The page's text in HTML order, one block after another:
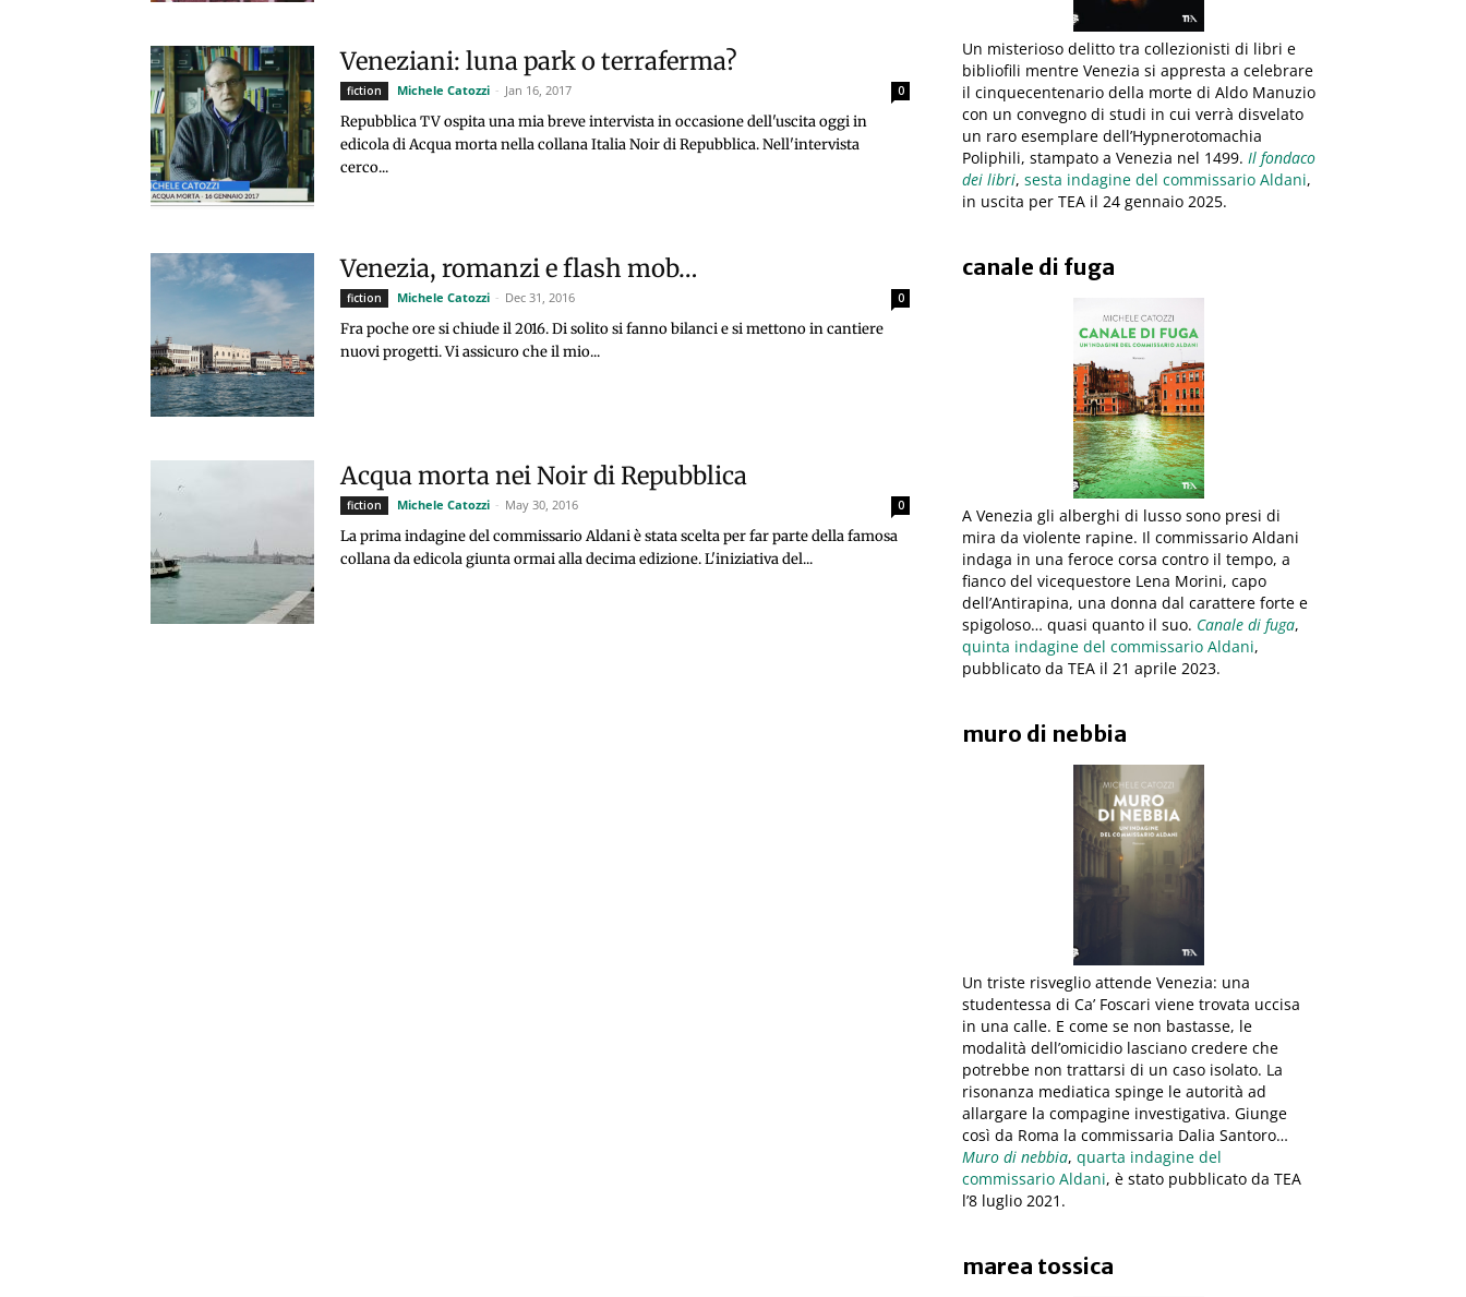
Veneziani: luna park o terraferma?
fiction Michele Catozzi - Jan 16, 2017 0
Repubblica TV ospita una mia breve intervista in occasione dell'uscita oggi in
edicola di Acqua morta nella collana Italia Noir di Repubblica. Nell'intervista
cerco...
Venezia, romanzi e flash mob…
fiction Michele Catozzi - Dec 31, 2016 0
Fra poche ore si chiude il 2016. Di solito si fanno bilanci e si mettono in cantiere
nuovi progetti. Vi assicuro che il mio...
Acqua morta nei Noir di Repubblica
fiction Michele Catozzi - May 30, 2016 0
La prima indagine del commissario Aldani è stata scelta per far parte della famosa
collana da edicola giunta ormai alla decima edizione. L'iniziativa del...
Un misterioso delitto tra collezionisti di libri e
bibliofili mentre Venezia si appresta a celebrare
il cinquecentenario della morte di Aldo Manuzio
con un convegno di studi in cui verrà disvelato
un raro esemplare dell’Hypnerotomachia
Poliphili, stampato a Venezia nel 1499. Il fondaco
dei libri, sesta indagine del commissario Aldani,
in uscita per TEA il 24 gennaio 2025.
canale di fuga
A Venezia gli alberghi di lusso sono presi di
mira da violente rapine. Il commissario Aldani
indaga in una feroce corsa contro il tempo, a
fianco del vicequestore Lena Morini, capo
dell’Antirapina, una donna dal carattere forte e
spigoloso… quasi quanto il suo. Canale di fuga,
quinta indagine del commissario Aldani,
pubblicato da TEA il 21 aprile 2023.
muro di nebbia
Un triste risveglio attende Venezia: una
studentessa di Ca’ Foscari viene trovata uccisa
in una calle. E come se non bastasse, le
modalità dell’omicidio lasciano credere che
potrebbe non trattarsi di un caso isolato. La
risonanza mediatica spinge le autorità ad
allargare la compagine investigativa. Giunge
così da Roma la commissaria Dalia Santoro…
Muro di nebbia, quarta indagine del
commissario Aldani, è stato pubblicato da TEA
l’8 luglio 2021.
marea tossica